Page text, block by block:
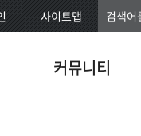
사이트맵
커뮤니티